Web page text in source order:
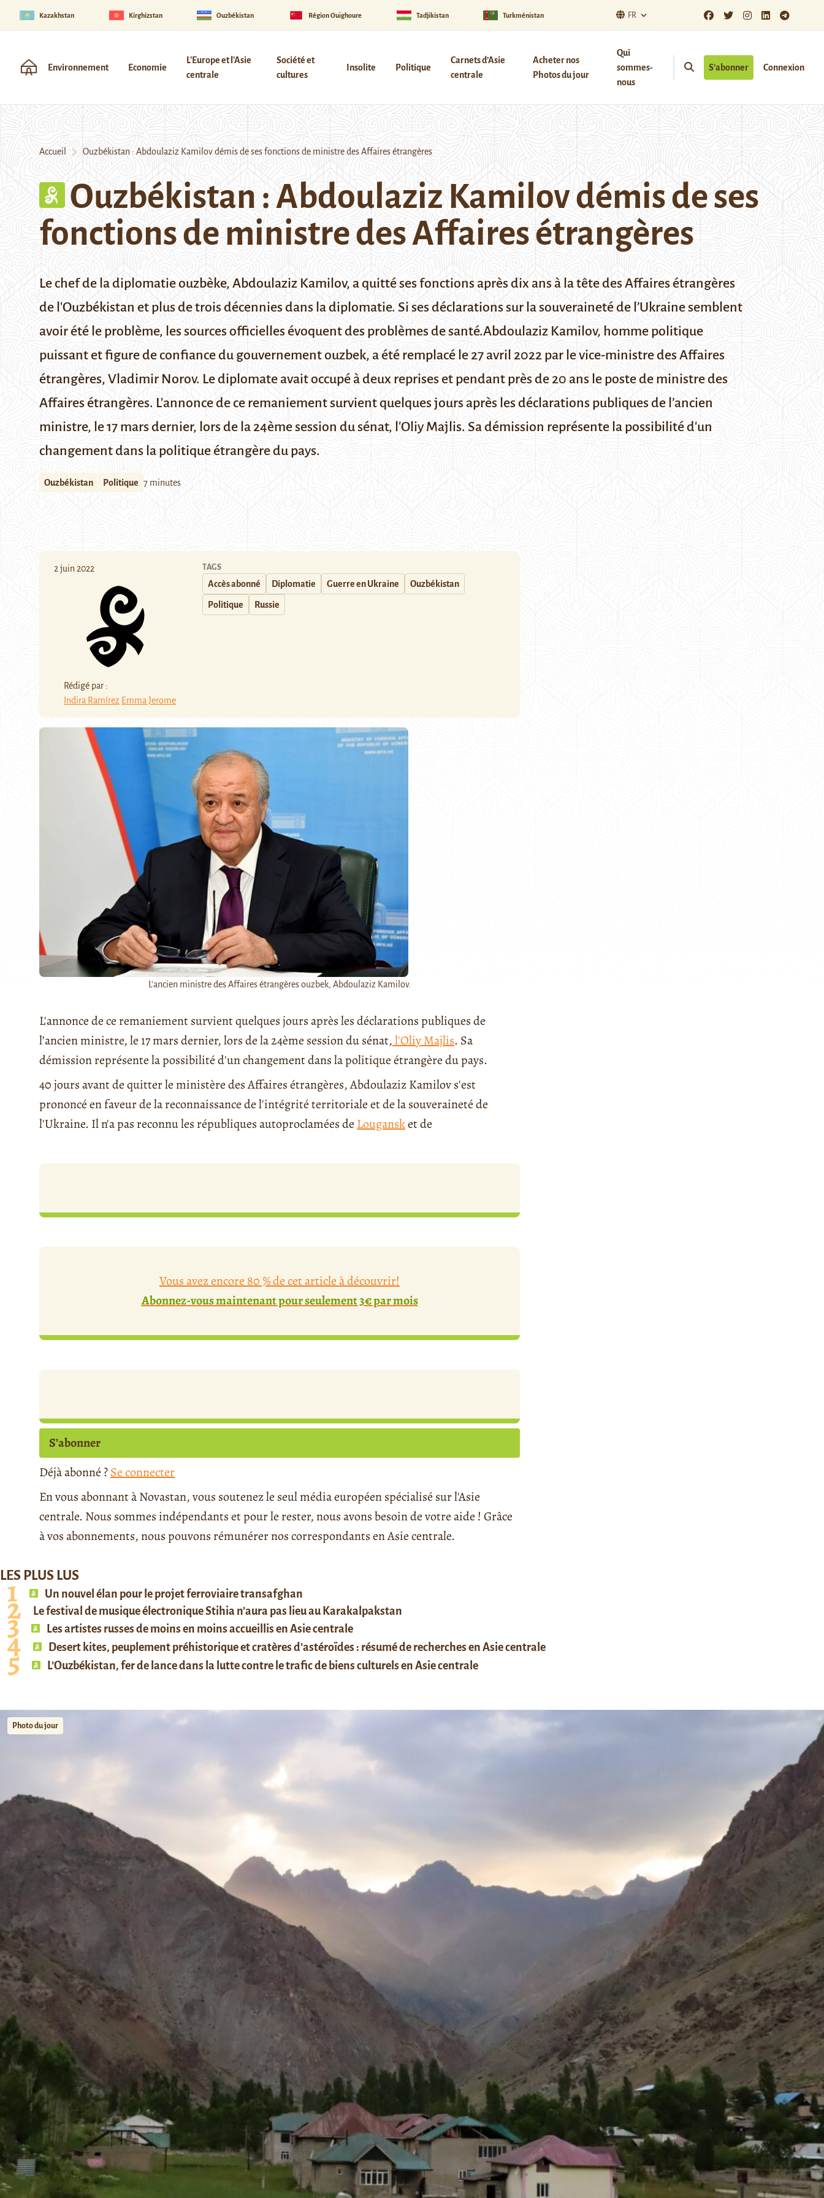
Kazakhstan Kirghizstan Ouzbékistan Région Ouïghoure Tadjikistan Turkménistan FR
Environnement Economie
L'Europe et l'Asie
centrale
Société et
cultures
Insolite Politique
Carnets d’Asie
centrale
Acheter nos
Photos du jour
Qui
sommes-
nous
S’abonner Connexion
Accueil Ouzbékistan : Abdoulaziz Kamilov démis de ses fonctions de ministre des Affaires étrangères
Ouzbékistan : Abdoulaziz Kamilov démis de ses
fonctions de ministre des Affaires étrangères
Le chef de la diplomatie ouzbèke, Abdoulaziz Kamilov, a quitté ses fonctions après dix ans à la tête des Affaires étrangères
de l'Ouzbékistan et plus de trois décennies dans la diplomatie. Si ses déclarations sur la souveraineté de l’Ukraine semblent
avoir été le problème, les sources officielles évoquent des problèmes de santé.Abdoulaziz Kamilov, homme politique
puissant et figure de confiance du gouvernement ouzbek, a été remplacé le 27 avril 2022 par le vice-ministre des Affaires
étrangères, Vladimir Norov. Le diplomate avait occupé à deux reprises et pendant près de 20 ans le poste de ministre des
Affaires étrangères. L'annonce de ce remaniement survient quelques jours après les déclarations publiques de l’ancien
ministre, le 17 mars dernier, lors de la 24ème session du sénat, l'Oliy Majlis. Sa démission représente la possibilité d'un
changement dans la politique étrangère du pays.
Ouzbékistan Politique 7 minutes
2 juin 2022
Rédigé par :
Indira Ramírez Emma Jerome
TAGS
Accès abonné Diplomatie Guerre en Ukraine Ouzbékistan
Politique Russie
L'ancien ministre des Affaires étrangères ouzbek, Abdoulaziz Kamilov.
L'annonce de ce remaniement survient quelques jours après les déclarations publiques de
l’ancien ministre, le 17 mars dernier, lors de la 24ème session du sénat,l'Oliy Majlis. Sa
démission représente la possibilité d'un changement dans la politique étrangère du pays.
40 jours avant de quitter le ministère des Affaires étrangères, Abdoulaziz Kamilov s'est
prononcé en faveur de la reconnaissance de l'intégrité territoriale et de la souveraineté de
l'Ukraine. Il n'a pas reconnu les républiques autoproclamées de Lougansket de
Vous avez encore 80 % de cet article à découvrir!
Abonnez-vous maintenant pour seulement 3€ par mois
S’abonner
Déjà abonné ?Se connecter
En vous abonnant à Novastan, vous soutenez le seul média européen spécialisé sur l'Asie
centrale. Nous sommes indépendants et pour le rester, nous avons besoin de votre aide ! Grâce
à vos abonnements, nous pouvons rémunérer nos correspondants en Asie centrale.
LES PLUS LUS
Un nouvel élan pour le projet ferroviaire transafghan
Le festival de musique électronique Stihia n’aura pas lieu au Karakalpakstan
Les artistes russes de moins en moins accueillis en Asie centrale
Desert kites, peuplement préhistorique et cratères d’astéroïdes : résumé de recherches en Asie centrale
L’Ouzbékistan, fer de lance dans la lutte contre le trafic de biens culturels en Asie centrale
Photo du jour